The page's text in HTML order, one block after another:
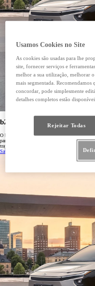
bZ4X
O bZ4X apresenta um design elegante e
para toda a família. A performance elétrica
trajetos urbanos e longas viagens.
Saber mais
Usamos Cookies no Site
As cookies são usadas para lhe
site, fornecer serviços e
melhor a sua utilização, melhorar
mais segmentada. Recomendamos
concordar, pode simplesmente
detalhes completos estão
Rejeitar Todas